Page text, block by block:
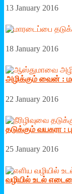
13 January 2016
18 January 2016
அழிக்கும் வைன் :
22 January 2016
தடுக்கும் வயகரா :
25 January 2016
வழியில் உடல்